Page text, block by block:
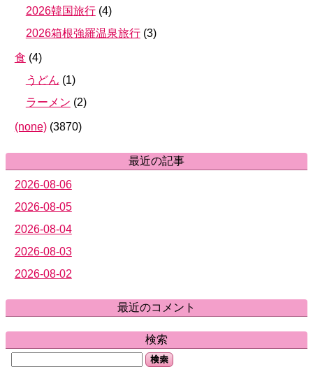
2026韓国旅行 (4)
2026箱根強羅温泉旅行 (3)
食 (4)
うどん (1)
ラーメン (2)
(none) (3870)
最近の記事
2026-08-06
2026-08-05
2026-08-04
2026-08-03
2026-08-02
最近のコメント
検索
検索